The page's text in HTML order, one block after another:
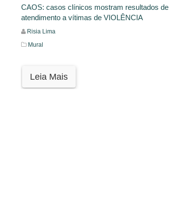
CAOS: casos clínicos mostram resultados de
atendimento a vítimas de VIOLÊNCIA
Risia Lima
Mural
Leia Mais